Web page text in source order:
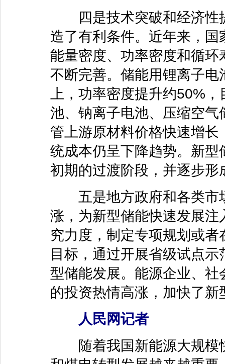
四是技术突破和经济性
造了有利条件。近年来，
能量密度、功率密度和循
不断完善。储能用锂离子
上，功率密度提升约50%
池、钠离子电池、压缩空
管上游原材料价格快速增
统成本仍呈下降趋势。新
初期的过渡阶段，并逐步形
五是地方政府和各类市
涨，为新型储能快速发展
究力度，制定专项规划或
目标，通过开展省级试点
型储能发展。能源企业、
的投资热情高涨，加快了
人民网记者
随着我国新能源大规模